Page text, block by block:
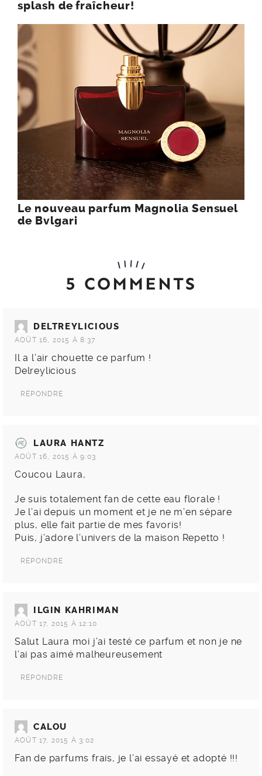
splash de fraîcheur!
Le nouveau parfum Magnolia Sensuel
de Bvlgari
5 COMMENTS
DELTREYLICIOUS
AOÛT 16, 2015 À 8:37
Il a l’air chouette ce parfum !
Delreylicious
RÉPONDRE
LAURA HANTZ
AOÛT 16, 2015 À 9:03
Coucou Laura,
Je suis totalement fan de cette eau florale !
Je l’ai depuis un moment et je ne m’en sépare
plus, elle fait partie de mes favoris!
Puis, j’adore l’univers de la maison Repetto !
RÉPONDRE
ILGIN KAHRIMAN
AOÛT 17, 2015 À 12:10
Salut Laura moi j’ai testé ce parfum et non je ne
l’ai pas aimé malheureusement
RÉPONDRE
CALOU
AOÛT 17, 2015 À 3:02
Fan de parfums frais, je l’ai essayé et adopté !!!